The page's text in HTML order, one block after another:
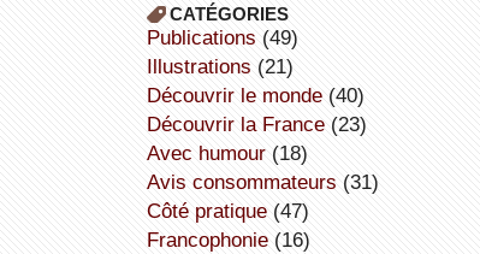
CATÉGORIES
publications (49)
illustrations (21)
découvrir le monde(40)
découvrir la France(23)
avec humour(18)
avis consommateurs (31)
côté pratique(47)
Francophonie(16)